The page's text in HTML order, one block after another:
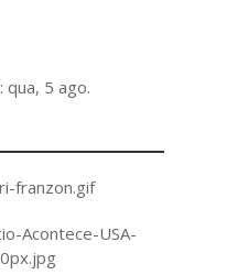
: qua, 5 ago.